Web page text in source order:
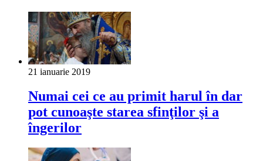
21 ianuarie 2019
Numai cei ce au primit harul în dar
pot cunoaşte starea sfinţilor şi a
îngerilor